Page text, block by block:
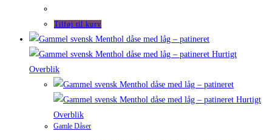
Tilføj til kurv
Hurtigt
Overblik
Hurtigt
Overblik
Gamle Dåser